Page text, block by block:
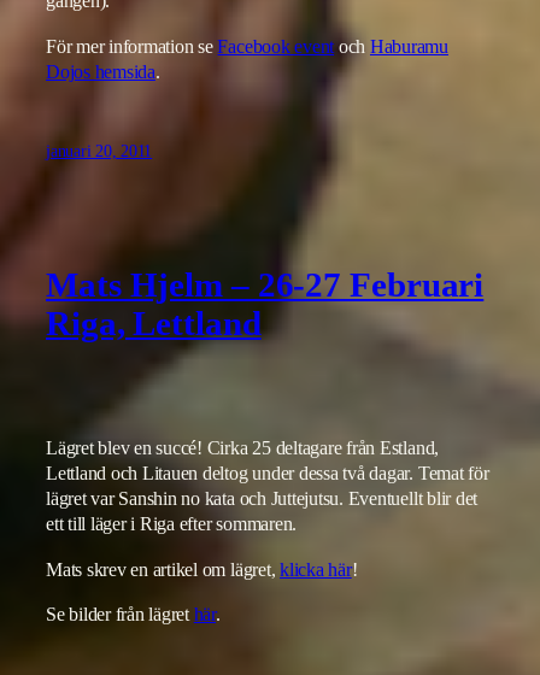
För mer information seFacebook eventoch Haburamu
Dojos hemsida.
januari 20, 2011
Mats Hjelm – 26-27 Februari
Riga, Lettland
Lägret blev en succé! Cirka 25 deltagare från Estland,
Lettland och Litauen deltog under dessa två dagar. Temat för
lägret var Sanshin no kata och Juttejutsu. Eventuellt blir det
ett till läger i Riga efter sommaren.
Mats skrev en artikel om lägret,klicka här!
Se bilder från lägrethär.